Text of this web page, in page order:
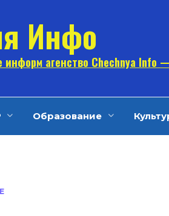
Инфо
информ агенство Chechnya Info
Образование